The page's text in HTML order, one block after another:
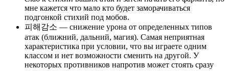
мне кажется что мало кто будет заморачиваться
подгонкой стихий под мобов.
피해감소 — снижение урона от определенных типов
атак (ближний, дальний, магия). Самая неприятная
характеристика при условии, что вы играете одним
классом и нет возможности сменить на другой. У
некоторых противников напротив может стоять сразу